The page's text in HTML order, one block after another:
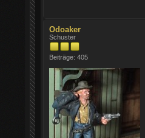
Odoaker
Schuster
Beiträge: 405